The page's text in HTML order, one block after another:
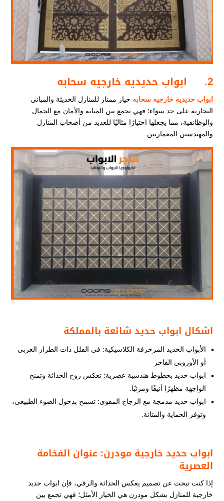
2. ابواب حديديه خارجيه سحابه
ابواب حديديه خارجيه سحابه خيار ممناز للمنازل الحديثة والمباني
التجارية على حد سواء؛ فهي تجمع بين المتانة والأمان مع الجمال
والوظائفية، مما يجعلها اختيارًا مثاليًا للعديد من أصحاب المنازل
والمهندسين المعماريين.
اشكال ابواب حديد شائعة بالمملكة
الأبواب الحديد المزخرفة الكلاسيكية: في الفلل ذات الطراز العربي
أو الأوروبي الفاخر
ابواب حديد بخطوط هندسية عصرية: تعكس روح الحداثة وتمنح
الواجهة مظهرًا أنيقًا ومرتبًا.
ابواب حديد مدمجة مع الزجاج المقوى: تسمح بدخول الضوء الطبيعي،
وتوفر الحماية والمتانة.
ابواب حديد خارجية مودرن: عنوان الفخامة
العصرية
إذا كنت تبحث عن تصميم يعكس الحداثة والرقي، فإن ابواب حديد
خارجية للمنازل​ بشكل مودرن هي الخيار الأمثل؛ فهي تجمع بين